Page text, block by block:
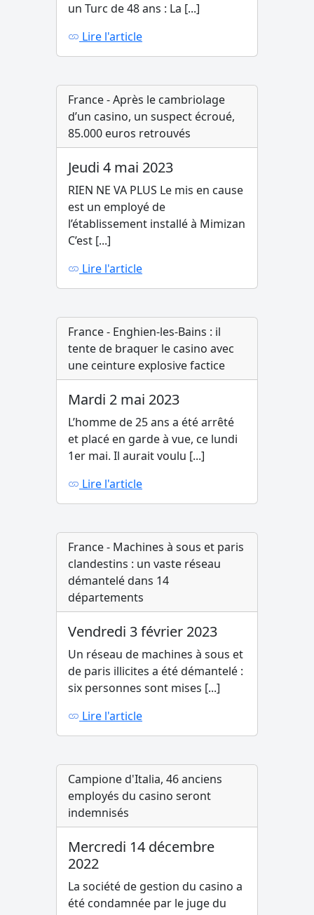
un Turc de 48 ans : La [...]
Lire l'article
France - Après le cambriolage
d’un casino, un suspect écroué,
85.000 euros retrouvés
Jeudi 4 mai 2023
RIEN NE VA PLUS Le mis en cause
est un employé de
l’établissement installé à Mimizan
C’est [...]
Lire l'article
France - Enghien-les-Bains : il
tente de braquer le casino avec
une ceinture explosive factice
Mardi 2 mai 2023
L’homme de 25 ans a été arrêté
et placé en garde à vue, ce lundi
1er mai. Il aurait voulu [...]
Lire l'article
France - Machines à sous et paris
clandestins : un vaste réseau
démantelé dans 14
départements
Vendredi 3 février 2023
Un réseau de machines à sous et
de paris illicites a été démantelé :
six personnes sont mises [...]
Lire l'article
Campione d'Italia, 46 anciens
employés du casino seront
indemnisés
Mercredi 14 décembre
2022
La société de gestion du casino a
été condamnée par le juge du